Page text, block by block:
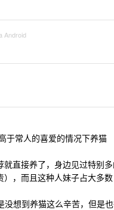
Android
于常人的喜爱的情况下养猫
直接养了，身边见过特别
），而且这种人妹子占大多数
没想到养猫这么辛苦，但是